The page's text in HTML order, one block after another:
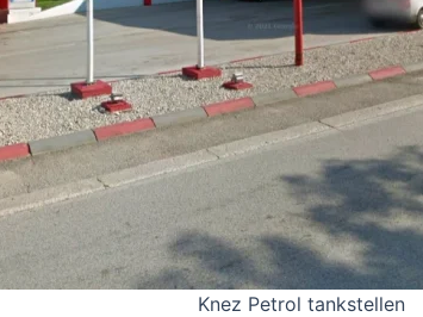
Knez Petrol tankstellen